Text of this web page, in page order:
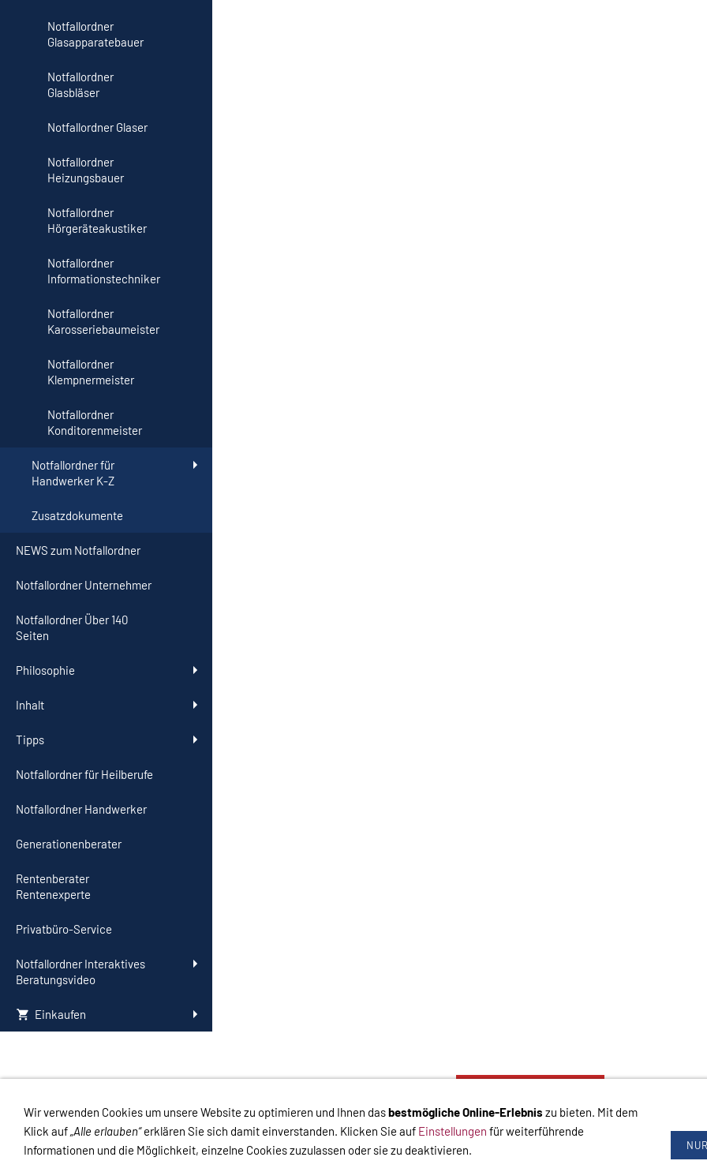
Notfallordner
Glasapparatebauer
Notfallordner
Glasbläser
Notfallordner Glaser
Notfallordner
Heizungsbauer
Notfallordner
Hörgeräteakustiker
Notfallordner
Informationstechniker
Notfallordner
Karosseriebaumeister
Notfallordner
Klempnermeister
Notfallordner
Konditorenmeister
Notfallordner für
Handwerker K-Z
Zusatzdokumente
NEWS zum Notfallordner
Notfallordner Unternehmer
Notfallordner Über 140
Seiten
Philosophie
Inhalt
Tipps
Notfallordner für Heilberufe
Notfallordner Handwerker
Generationenberater
Rentenberater
Rentenexperte
Privatbüro-Service
Notfallordner Interaktives
Beratungsvideo
Einkaufen
Links KontaktImpressum DatenschutzAGBHaftungsausschluss HilfeVersandWiderrufsrechtZahlungCookiesWiderrufsformular
Impressum-Datenschutzerklärung-Kontakt-Versand-Widerrufsrecht
Wir verwenden Cookies um unsere Website zu optimieren und Ihnen dasbestmögliche Online-Erlebnis zu bieten. Mit dem
Klick auf„Alle erlauben“erklären Sie sich damit einverstanden. Klicken Sie auf Einstellungen für weiterführende
Informationen und die Möglichkeit, einzelne Cookies zuzulassen oder sie zu deaktivieren.